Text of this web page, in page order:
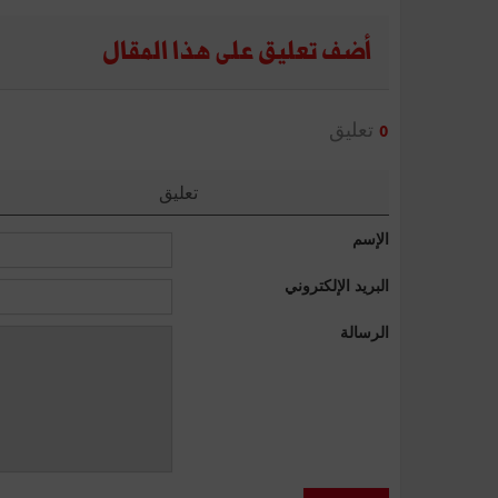
أضف تعليق على هذا المقال
0 تعليق
تعليق
الإسم
البريد الإلكتروني
الرسالة